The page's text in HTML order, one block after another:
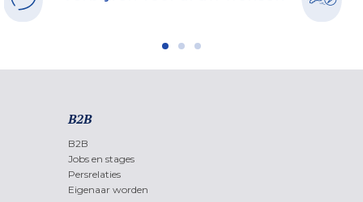
B2B
B2B
Jobs en stages
Persrelaties
Eigenaar worden